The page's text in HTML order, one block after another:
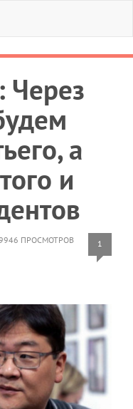
Через
а
и
ПРОСМОТРОВ 1